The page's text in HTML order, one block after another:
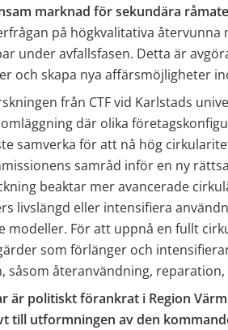
marknad för sekundära
på högkvalitativa
under avfallsfasen. Detta är
och skapa nya affärsmöjligheter
från CTF vid Karlstads
där olika
samverka för att nå hög
samråd inför en ny
beaktar mer avancerade
livslängd eller intensifiera
modeller. För att uppnå en fullt
som förlänger och
såsom återanvändning,
är politiskt förankrat i Region
till utformningen av den